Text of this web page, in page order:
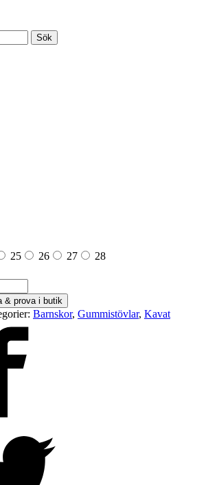
Sök
25 26 27 28
& prova i butik
Barnskor, Gummistövlar, Kavat